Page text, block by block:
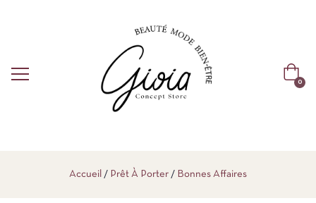
0
Accueil Prêt À Porter Bonnes Affaires